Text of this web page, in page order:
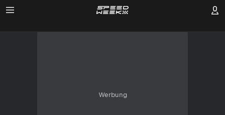
Werbung